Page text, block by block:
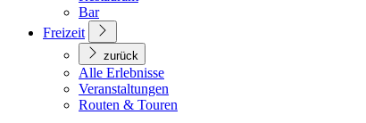
Bar
Freizeit
zurück
Alle Erlebnisse
Veranstaltungen
Routen & Touren